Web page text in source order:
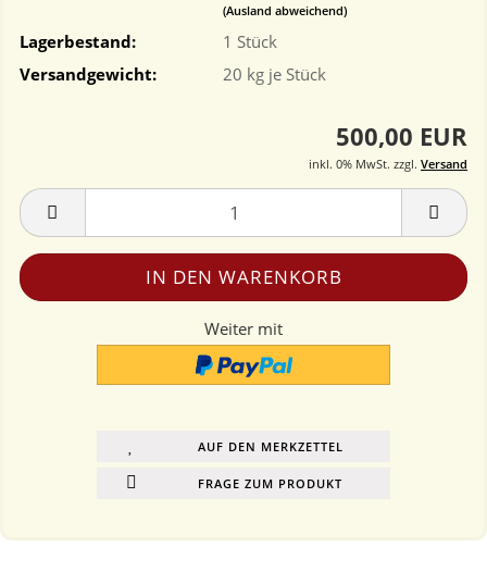
(Ausland abweichend)
Lagerbestand: 1 Stück
Versandgewicht:
20 kg je Stück
500,00 EUR
inkl. 0% MwSt. zzgl. Versand
Weiter mit
AUF DEN MERKZETTEL
FRAGE ZUM PRODUKT